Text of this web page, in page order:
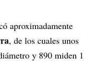
aproximadamente
, de los cuales unos
y 890 miden 1